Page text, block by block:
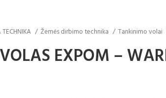
Žemės dirbimo technika Tankinimo volai
EXPOM –